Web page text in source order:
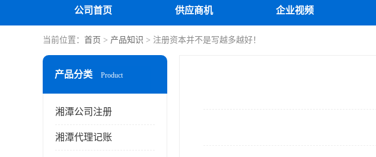
公司首页 供应商机 企业视频
当前位置： 首页 > 产品知识 > 注册资本并不是写越多越好！
产品分类 Product
湘潭公司注册
湘潭代理记账